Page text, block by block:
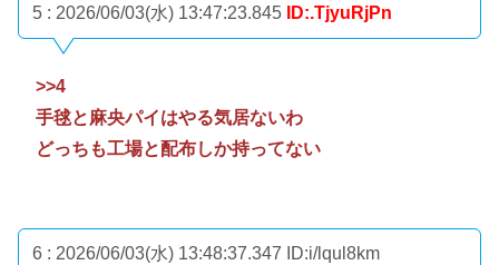
5 : 2026/06/03(水) 13:47:23.845 ID:.TjyuRjPn
>>4
手毬と麻央パイはやる気居ないわ
どっちも工場と配布しか持ってない
6 : 2026/06/03(水) 13:48:37.347 ID:i/lqul8km